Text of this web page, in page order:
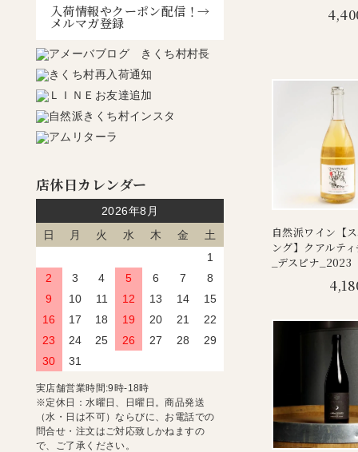
自然派ワイン【
ング】クアルテ
_デスピナ_2023
入荷情報やクーポン配信！
メルマガ登録
店休日カレンダー
2026年8月
日
月 火 水 木 金
土
1
2
3 4 5 6 7
8
9
10 11 12 13 14
15
16
17 18 19 20 21
22
23
24 25 26 27 28
29
30
31
実店舗営業時間:9時-18時
※定休日：水曜日、日曜日。商品発送
（水・日は不可）ならびに、お電話での
問合せ・注文はご対応致しかねますの
で、ご了承ください。